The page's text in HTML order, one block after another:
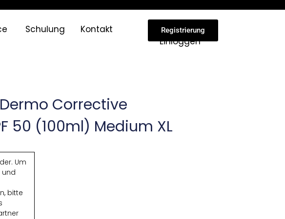
Schulung Kontakt Registrierung
Einloggen
Corrective
50 (100ml) Medium XL
Um
und
bitte